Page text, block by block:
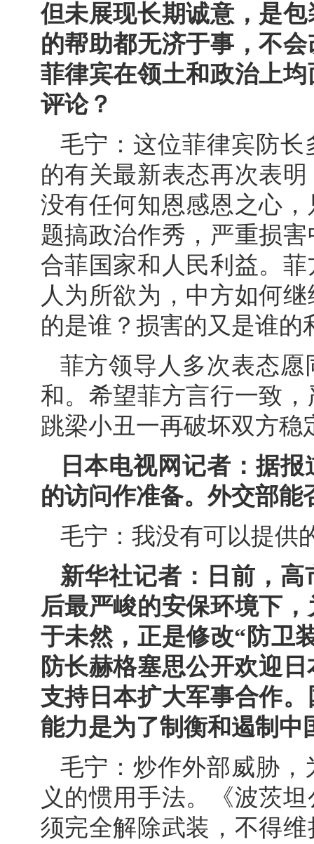
但未展现长期诚意，是
的帮助都无济于事，不
菲律宾在领土和政治上
评论？
毛宁：这位菲律宾防
的有关最新表态再次表
没有任何知恩感恩之心
题搞政治作秀，严重损
合菲国家和人民利益。
人为所欲为，中方如何
的是谁？损害的又是谁的
菲方领导人多次表态
和。希望菲方言行一致
跳梁小丑一再破坏双方稳
日本电视网记者：据
的访问作准备。外交部能
毛宁：我没有可以提供
新华社记者：日前，
后最严峻的安保环境下
于未然，正是修改“防卫
防长赫格塞思公开欢迎
支持日本扩大军事合作
能力是为了制衡和遏制中
毛宁：炒作外部威胁
义的惯用手法。《波茨
须完全解除武装，不得